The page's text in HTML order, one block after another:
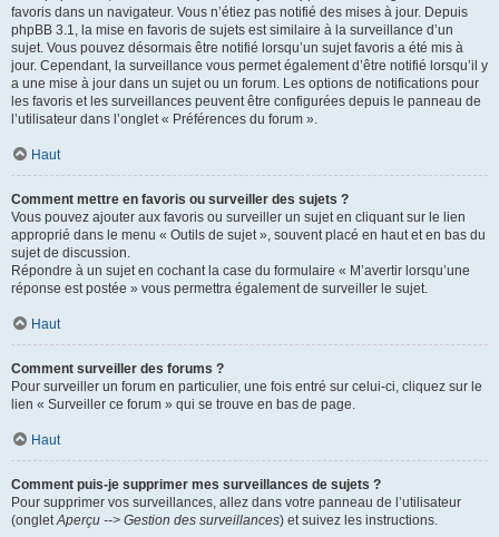
favoris dans un navigateur. Vous n’étiez pas notifié des mises à jour. Depuis
phpBB 3.1, la mise en favoris de sujets est similaire à la surveillance d’un
sujet. Vous pouvez désormais être notifié lorsqu’un sujet favoris a été mis à
jour. Cependant, la surveillance vous permet également d’être notifié lorsqu’il y
a une mise à jour dans un sujet ou un forum. Les options de notifications pour
les favoris et les surveillances peuvent être configurées depuis le panneau de
l’utilisateur dans l’onglet « Préférences du forum ».
Haut
Comment mettre en favoris ou surveiller des sujets ?
Vous pouvez ajouter aux favoris ou surveiller un sujet en cliquant sur le lien
approprié dans le menu « Outils de sujet », souvent placé en haut et en bas du
sujet de discussion.
Répondre à un sujet en cochant la case du formulaire « M’avertir lorsqu’une
réponse est postée » vous permettra également de surveiller le sujet.
Haut
Comment surveiller des forums ?
Pour surveiller un forum en particulier, une fois entré sur celui-ci, cliquez sur le
lien « Surveiller ce forum » qui se trouve en bas de page.
Haut
Comment puis-je supprimer mes surveillances de sujets ?
Pour supprimer vos surveillances, allez dans votre panneau de l’utilisateur
(ongletAperçu --> Gestion des surveillances) et suivez les instructions.